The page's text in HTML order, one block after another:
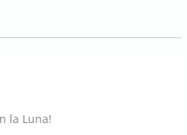
la Luna!